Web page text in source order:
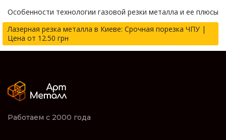
Особенности технологии газовой резки металла и ее плюсы
Лазерная резка металла в Киеве: Срочная порезка ЧПУ |
Цена от 12.50 грн
Работаем с 2000 года